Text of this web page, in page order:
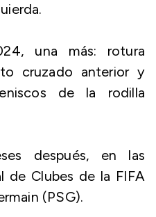
una más: rotura
cruzado anterior y
de la rodilla
después, en las
de Clubes de la FIFA
(PSG).